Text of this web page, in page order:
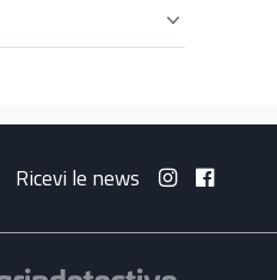
Ricevi le news